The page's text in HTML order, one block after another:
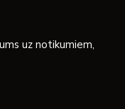
uz notikumiem,